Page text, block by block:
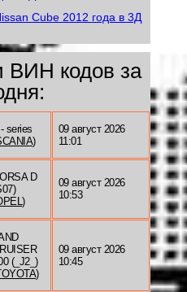
ВИН кодов за
series
)
09 август 2026
11:01
D
)
09 август 2026
10:53
(_J2_)
)
09 август 2026
10:45